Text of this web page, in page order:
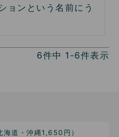
ョンという名前にう
6件中 1 -6件表示
海道・沖縄1,650円）